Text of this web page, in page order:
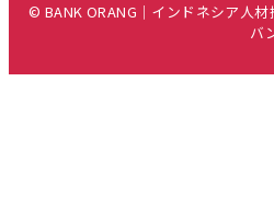
© BANK ORANG｜インドネシア人
バ